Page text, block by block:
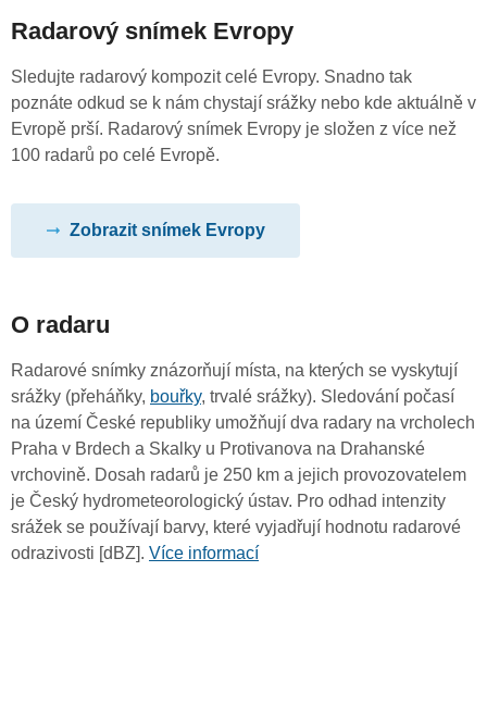
Radarový snímek Evropy
Sledujte radarový kompozit celé Evropy. Snadno tak
poznáte odkud se k nám chystají srážky nebo kde aktuálně v
Evropě prší. Radarový snímek Evropy je složen z více než
100 radarů po celé Evropě.
Zobrazit snímek Evropy
O radaru
Radarové snímky znázorňují místa, na kterých se vyskytují
srážky (přeháňky, bouřky, trvalé srážky). Sledování počasí
na území České republiky umožňují dva radary na vrcholech
Praha v Brdech a Skalky u Protivanova na Drahanské
vrchovině. Dosah radarů je 250 km a jejich provozovatelem
je Český hydrometeorologický ústav. Pro odhad intenzity
srážek se používají barvy, které vyjadřují hodnotu radarové
odrazivosti [dBZ]. Více informací